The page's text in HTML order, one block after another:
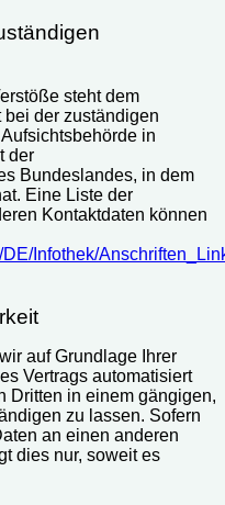
steht dem
der zuständigen
in
der
Bundeslandes, in dem
Eine Liste der
Kontaktdaten können
Infothek/
auf Grundlage Ihrer
Vertrags automatisiert
Dritten in einem gängigen,
zu lassen. Sofern
an einen anderen
dies nur, soweit es